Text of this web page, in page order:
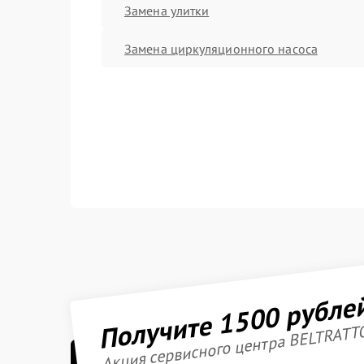
Замена улитки
Замена циркуляционного насоса
Получите 1500
Акция сервисного центра